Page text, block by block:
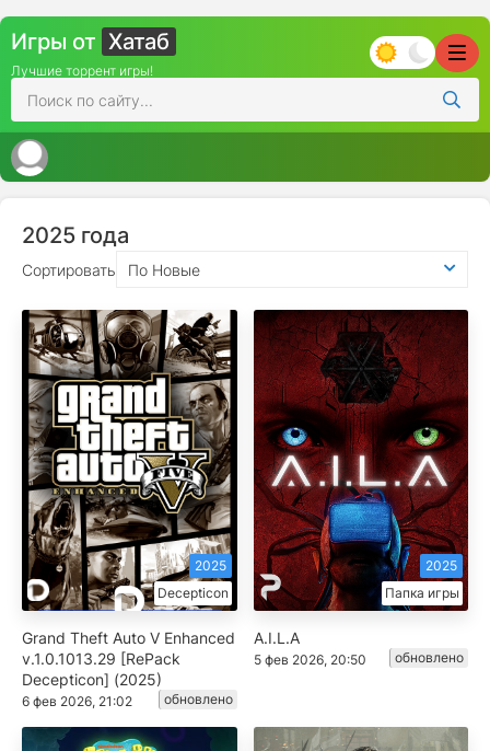
Игры от Хатаб
Лучшие торрент игры!
2025 года
Сортировать По Новые
Decepticon
2025
Grand Theft Auto V Enhanced
v.1.0.1013.29 [RePack
Decepticon] (2025)
6 фев 2026, 21:02 обновлено
Папка игры
2025
A.I.L.A
5 фев 2026, 20:50 обновлено